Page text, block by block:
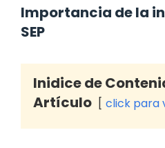
Importancia de la
SEP
Inidice de
Artículo
click para